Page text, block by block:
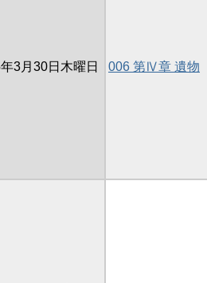
3月30日木曜日 006 第Ⅳ章 遺物